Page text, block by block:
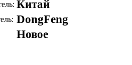
Китай
DongFeng
Новое